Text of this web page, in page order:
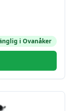
i Ovanåker